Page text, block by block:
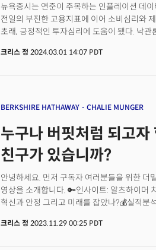
헤지펀드로 성장할 수 있었다.&nbsp;레이 달
상황을 예측하고, 대처 가능한 수백 개의 원
<원칙(Principles)>은 지난 2017년 출간 이
들여다 보려면&nbsp;<원칙>을 꼭 읽어야 한
뉴욕증시는 연준이 주목하는 인플레이션 데
전일의 부진한 고용지표에 이어 소비심리와
초래, 긍정적인 투자심리에 도움이 됐다. 낙
없다는 주장이다. 연준이 느긋한 입장을 보이
전년 대비 4.8%가 증가했다. 최근 중국을 제
예상을 상회했다. 🔥 S&P500은 지난 10월
역대급의 상승세를 기록하고 있다. 그동안
한번도 일어나지 않은 일이다. 비슷한 경우는
크리스 정 2024.03.01 14:07 PDT
BERKSHIRE HATHAWAY CHALIE MUNGER
누구나 버핏처럼 되고
친구가 있습니까?
안녕하세요. 먼저 구독자 여러분들을 위한 더
영상을 소개합니다. 🔑인사이트: 알츠하이머
혁신과 안정 그리고 미래를 잡았나?💰실적
바닥쳤다" ADI 매수 의견 워런 버핏의 평생의
크리스 정 2023.11.29 00:25 PDT